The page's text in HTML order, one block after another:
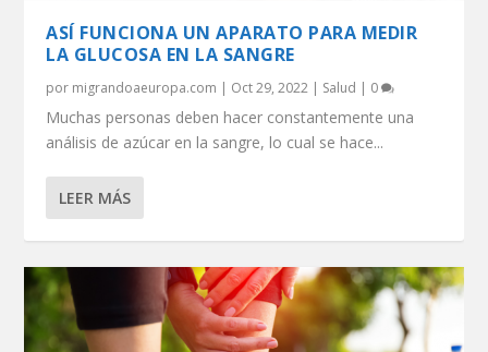
ASÍ FUNCIONA UN APARATO PARA MEDIR
LA GLUCOSA EN LA SANGRE
por migrandoaeuropa.com | Oct 29, 2022 | Salud | 0
Muchas personas deben hacer constantemente una
análisis de azúcar en la sangre, lo cual se hace...
LEER MÁS